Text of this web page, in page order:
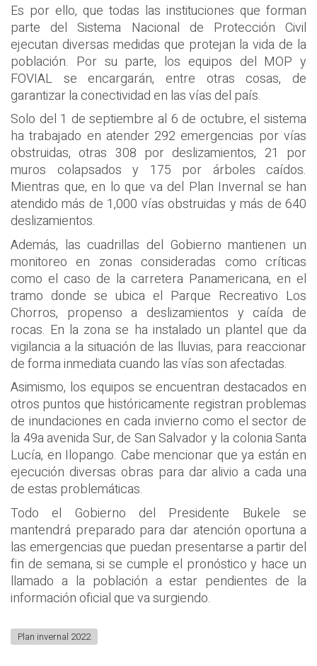
Es por ello, que todas las instituciones que forman
parte del Sistema Nacional de Protección Civil
ejecutan diversas medidas que protejan la vida de la
población. Por su parte, los equipos del MOP y
FOVIAL se encargarán, entre otras cosas, de
garantizar la conectividad en las vías del país.
Solo del 1 de septiembre al 6 de octubre, el sistema
ha trabajado en atender 292 emergencias por vías
obstruidas, otras 308 por deslizamientos, 21 por
muros colapsados y 175 por árboles caídos.
Mientras que, en lo que va del Plan Invernal se han
atendido más de 1,000 vías obstruidas y más de 640
deslizamientos.
Además, las cuadrillas del Gobierno mantienen un
monitoreo en zonas consideradas como críticas
como el caso de la carretera Panamericana, en el
tramo donde se ubica el Parque Recreativo Los
Chorros, propenso a deslizamientos y caída de
rocas. En la zona se ha instalado un plantel que da
vigilancia a la situación de las lluvias, para reaccionar
de forma inmediata cuando las vías son afectadas.
Asimismo, los equipos se encuentran destacados en
otros puntos que históricamente registran problemas
de inundaciones en cada invierno como el sector de
la 49a avenida Sur, de San Salvador y la colonia Santa
Lucía, en Ilopango. Cabe mencionar que ya están en
ejecución diversas obras para dar alivio a cada una
de estas problemáticas.
Todo el Gobierno del Presidente Bukele se
mantendrá preparado para dar atención oportuna a
las emergencias que puedan presentarse a partir del
fin de semana, si se cumple el pronóstico y hace un
llamado a la población a estar pendientes de la
información oficial que va surgiendo.
Plan invernal 2022